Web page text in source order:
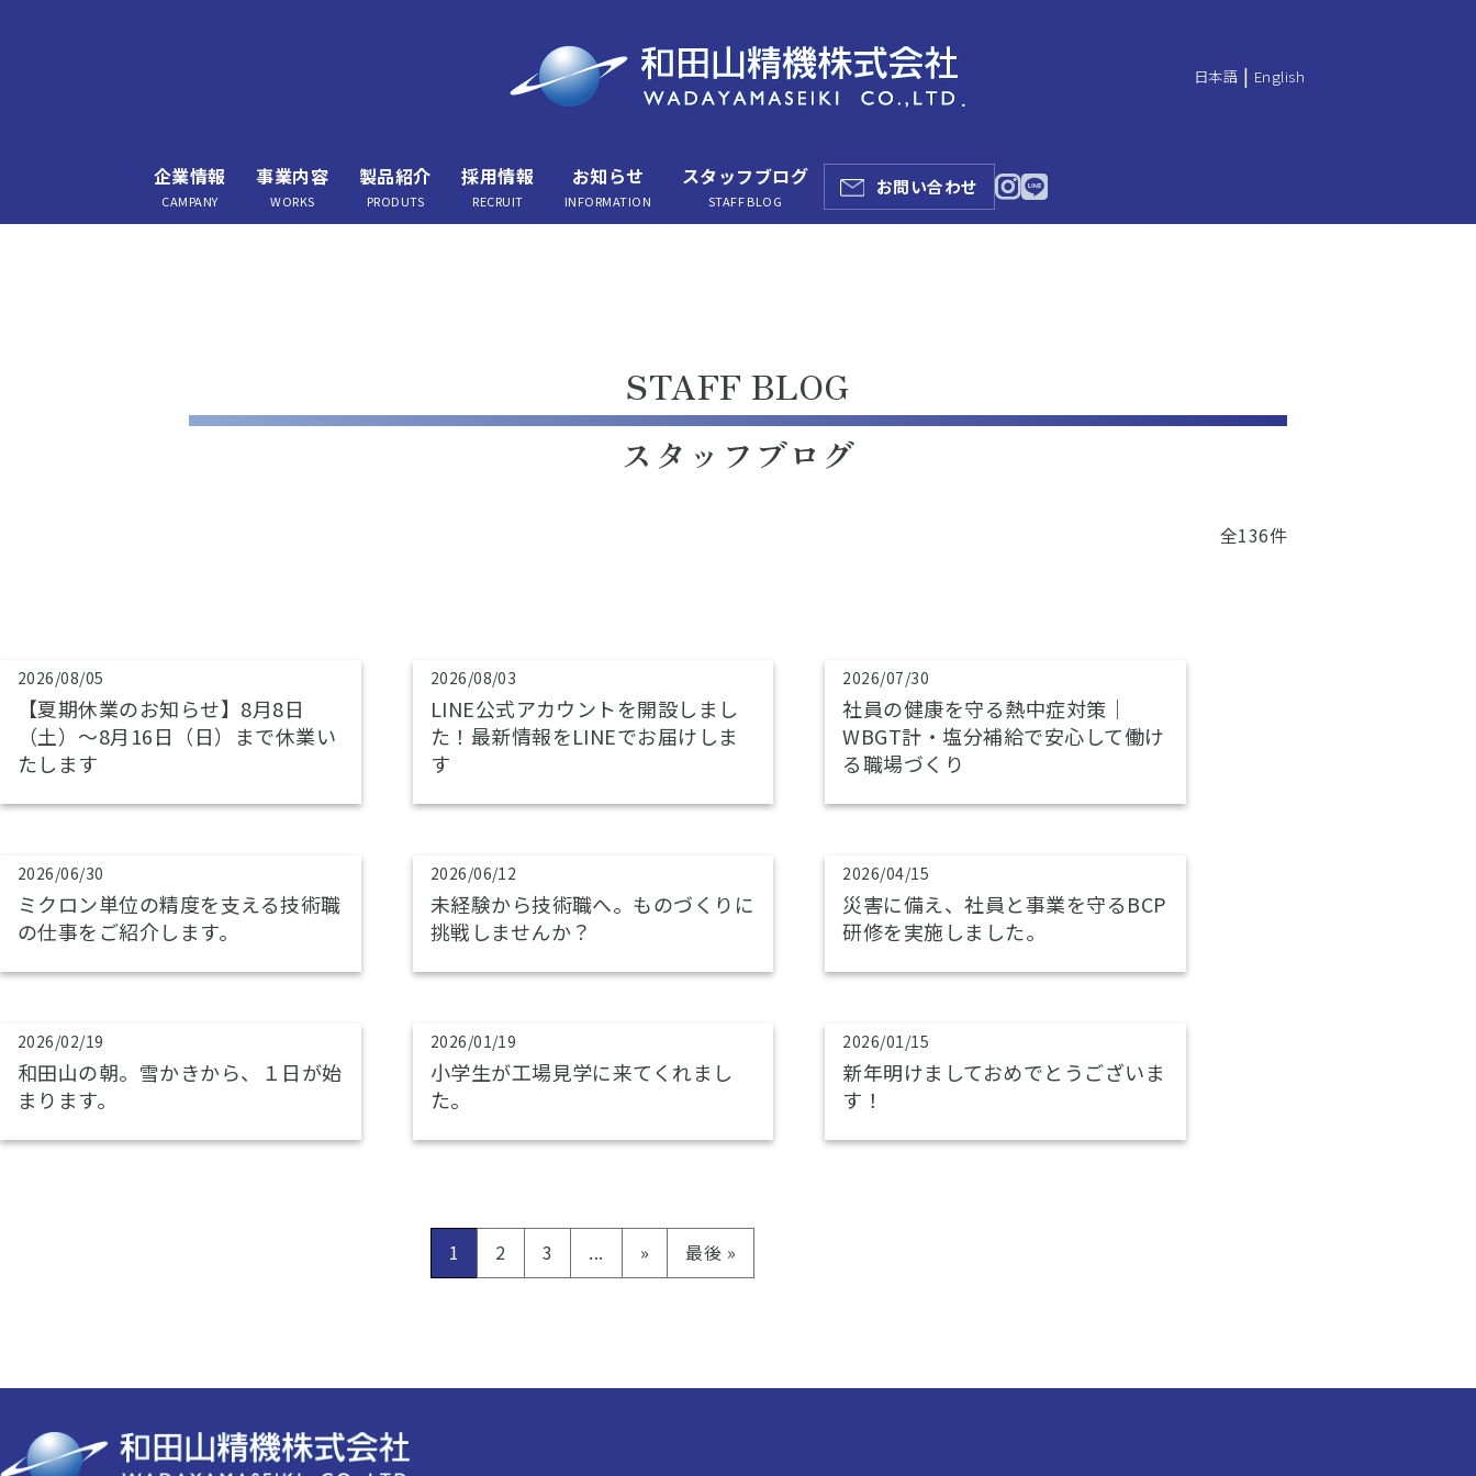
日本語 | English
企業情報
CAMPANY
事業内容
WORKS
製品紹介
PRODUTS
採用情報
RECRUIT
お知らせ
INFORMATION
スタッフブログ
STAFF BLOG
お問い合わせ
STAFF BLOG
スタッフブログ
全136件
2026/08/05
【夏期休業のお知らせ】8月8日
（土）～8月16日（日）まで休業い
たします
2026/08/03
LINE公式アカウントを開設しまし
た！最新情報をLINEでお届けしま
す
2026/07/30
社員の健康を守る熱中症対策｜
WBGT計・塩分補給で安心して働け
る職場づくり
2026/06/30
ミクロン単位の精度を支える技術職
の仕事をご紹介します。
2026/06/12
未経験から技術職へ。ものづくりに
挑戦しませんか？
2026/04/15
災害に備え、社員と事業を守るBCP
研修を実施しました。
2026/02/19
和田山の朝。雪かきから、１日が始
まります。
2026/01/19
小学生が工場見学に来てくれまし
た。
2026/01/15
新年明けましておめでとうございま
す！
1 2 3 ... » 最後 »